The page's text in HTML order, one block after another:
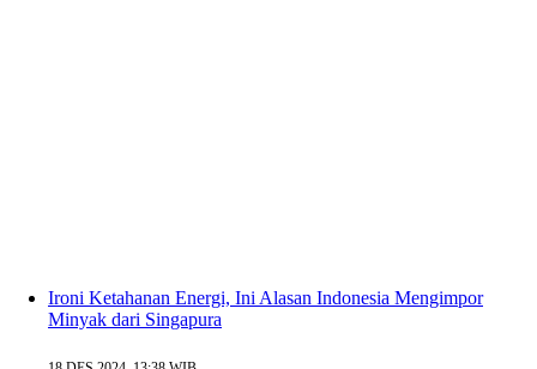
Ironi Ketahanan Energi, Ini Alasan Indonesia Mengimpor
Minyak dari Singapura